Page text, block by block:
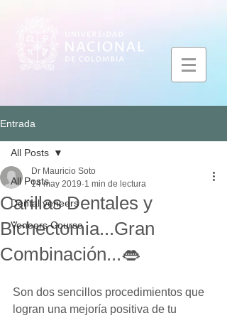
Entrada
All Posts
Dental veneers
Veneers Course
All Posts
Carillas Dentales y
Bichectomia...Gran
Combinación...👄
Dr Mauricio Soto
14 may 2019 1 min de lectura
Son dos sencillos procedimientos que
logran una mejoría positiva de tu